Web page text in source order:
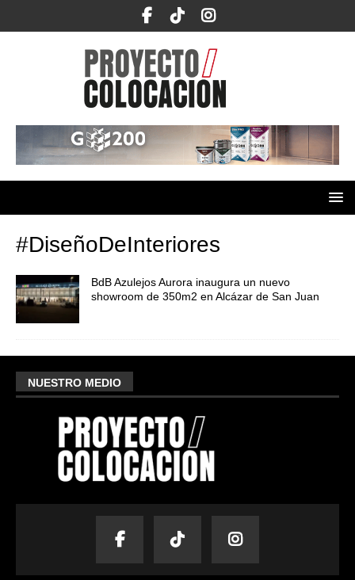
#DiseñoDeInteriores
BdB Azulejos Aurora inaugura un nuevo
showroom de 350m2 en Alcázar de San Juan
NUESTRO MEDIO